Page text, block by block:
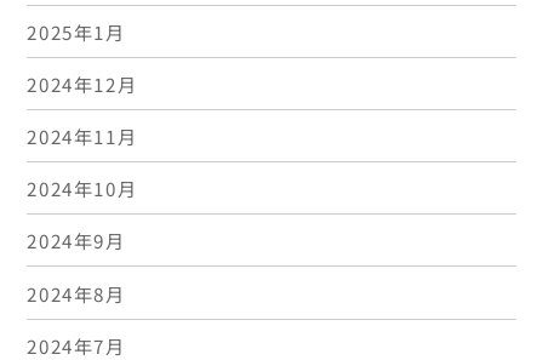
2025年1月
2024年12月
2024年11月
2024年10月
2024年9月
2024年8月
2024年7月